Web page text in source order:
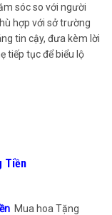
sóc so với người
hợp với sở trường
tin cậy, đưa kèm lời
tiếp tục để biểu lộ
Tiền
Mua hoa Tặng